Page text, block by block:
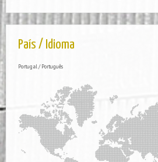
País / Idioma
Portugal / Português